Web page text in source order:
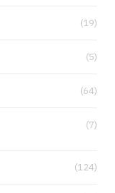
(19)
(5)
(64)
(7)
(124)